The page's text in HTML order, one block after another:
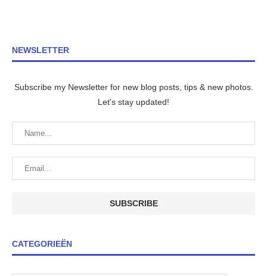
NEWSLETTER
Subscribe my Newsletter for new blog posts, tips & new photos.
Let's stay updated!
CATEGORIEËN